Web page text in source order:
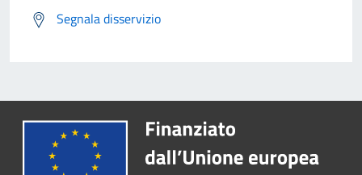
Segnala disservizio